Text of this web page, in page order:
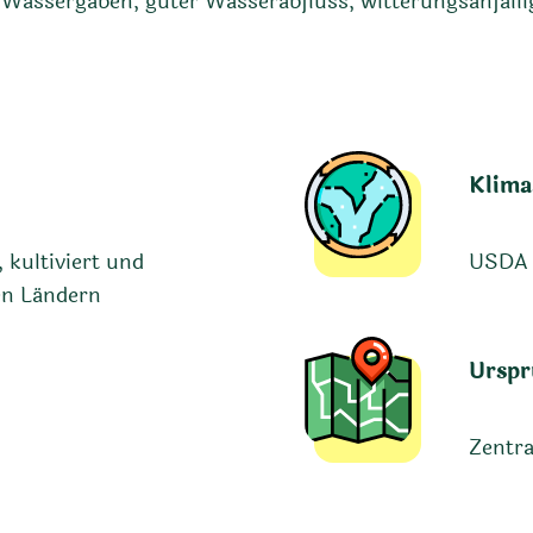
kultiviert und
Ländern